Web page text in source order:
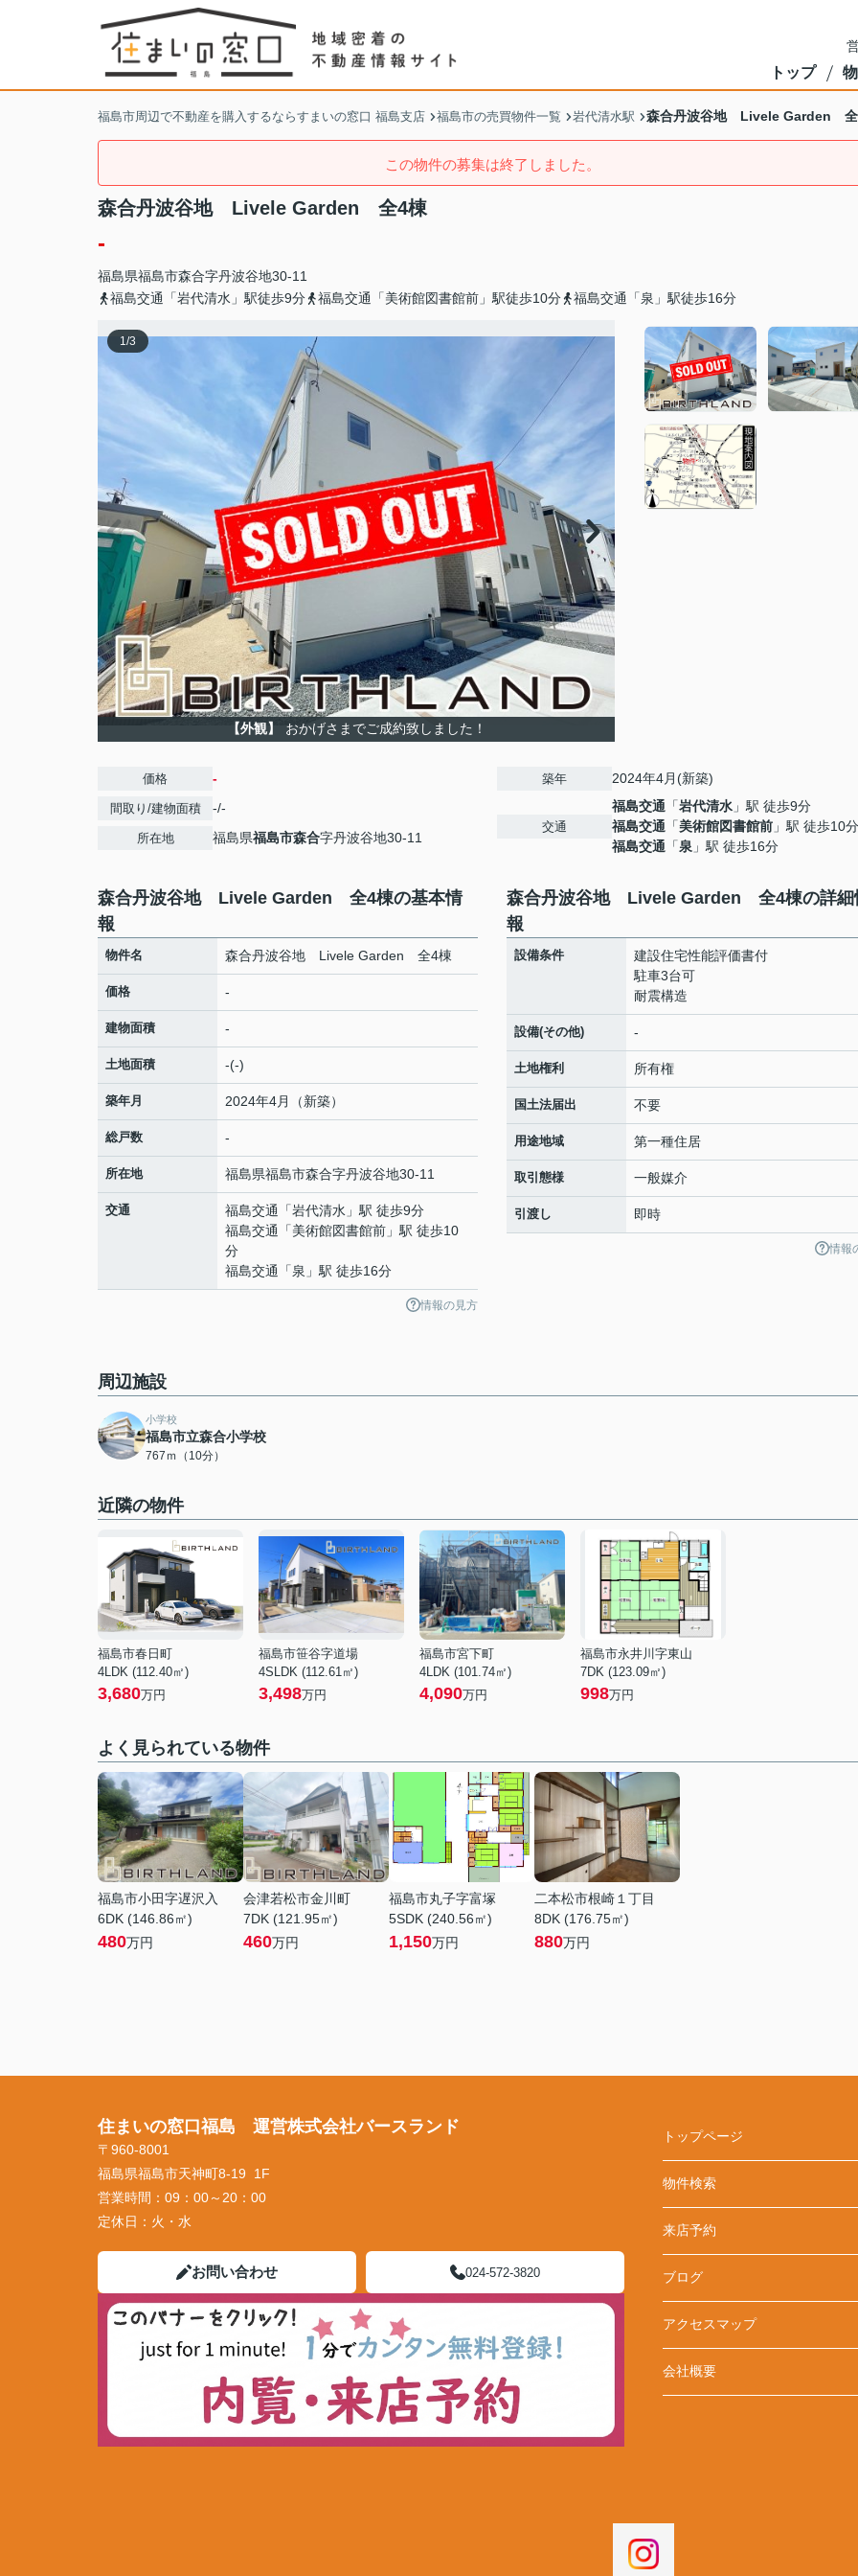
トップ
福島市周辺で不動産を購入するならすまいの窓口 福島支店 福島市の売買物件一覧 岩代清水駅 森合丹波谷地 Livele Garden
この物件の募集は終了しました。
森合丹波谷地 Livele Garden 全4棟
-
福島県福島市森合字丹波谷地30-11
福島交通「岩代清水」駅徒歩9分
福島交通「美術館図書館前」駅徒歩10分 福島交通「泉」駅徒歩16分
1/3
【外観】 おかげさまでご成約致しました！
価格 -
間取り/建物面積 -/-
所在地 福島県福島市森合字丹波谷地30-11
築年 2024年4月(新築)
交通
福島交通 「岩代清水 」駅 徒歩9分
福島交通 「美術館図書館前 」駅 徒歩10分
福島交通 「泉 」駅 徒歩16分
森合丹波谷地 Livele Garden 全4棟の基本情
報
物件名 森合丹波谷地 Livele Garden 全4棟
価格 -
建物面積 -
土地面積 -(-)
築年月 2024年4月（新築）
総戸数 -
所在地 福島県福島市森合字丹波谷地30-11
交通 福島交通 「岩代清水 」駅 徒歩9分
福島交通
「美術館図書館前 」駅 徒歩10
分
福島交通
「泉 」駅 徒歩16分
情報の見方
森合丹波谷地 Livele Garden 全4棟の詳細
報
設備条件
建設住宅性能評価書付
駐車3台可
耐震構造
設備(その他) -
土地権利 所有権
国土法届出 不要
用途地域 第一種住居
取引態様 一般媒介
引渡し 即時
情報
周辺施設
小学校
福島市立森合小学校
767ｍ（10分）
近隣の物件
福島市春日町
4LDK (112.40㎡)
3,680万円
福島市笹谷字道場
4SLDK (112.61㎡)
3,498万円
福島市宮下町
4LDK (101.74㎡)
4,090万円
福島市永井川字東山
7DK (123.09㎡)
998万円
よく見られている物件
福島市小田字遅沢入
6DK (146.86㎡)
480万円
会津若松市金川町
7DK (121.95㎡)
460万円
福島市丸子字富塚
5SDK (240.56㎡)
1,150万円
二本松市根崎１丁目
8DK (176.75㎡)
880万円
住まいの窓口福島 運営株式会社バースランド
〒960-8001
福島県福島市天神町8-19 1F
営業時間： 09：00～20：00
定休日： 火・水
お問い合わせ 024-572-3820
トップページ
物件検索
来店予約
ブログ
アクセスマップ
会社概要